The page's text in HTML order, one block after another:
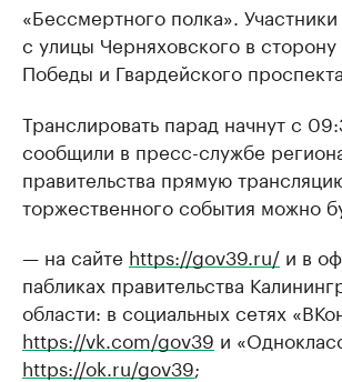
«Бессмертного полка».
с улицы Черняховского в
Победы и Гвардейского проспекта.
Транслировать парад начнут с
сообщили в пресс-службе
правительства прямую
торжественного события можно
— на сайте https://gov39.ru/ и в
пабликах правительства
области: в социальных сетях
https://vk.com/gov39 и
https://ok.ru/gov39;